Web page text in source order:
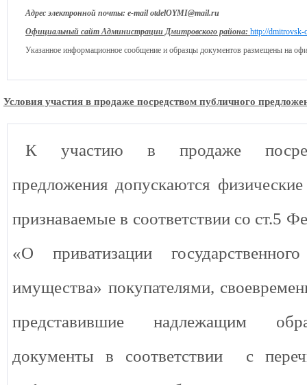
Адрес электронной почты:e-mail otdelOYMI@mail.ru
Официальный сайт Администрации Дмитровского района:http://dmitrovsk-
Указанное информационное сообщение и образцы документов размещены на
Условия участия в продаже посредством публичного
К участию в продаже
предложения допускаются
признаваемые в соответствии со ст.5
«О приватизации
имущества» покупателями,
представившие надлежащим
документы в соответствии с